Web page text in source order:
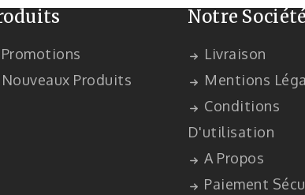
Promotions
Nouveaux Produits
Notre Société
Livraison
Mentions
Conditions
D'utilisation
A Propos
Paiement